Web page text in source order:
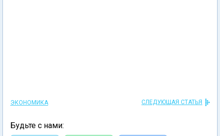
ЭКОНОМИКА СЛЕДУЮЩАЯ СТАТЬЯ
Будьте с нами: